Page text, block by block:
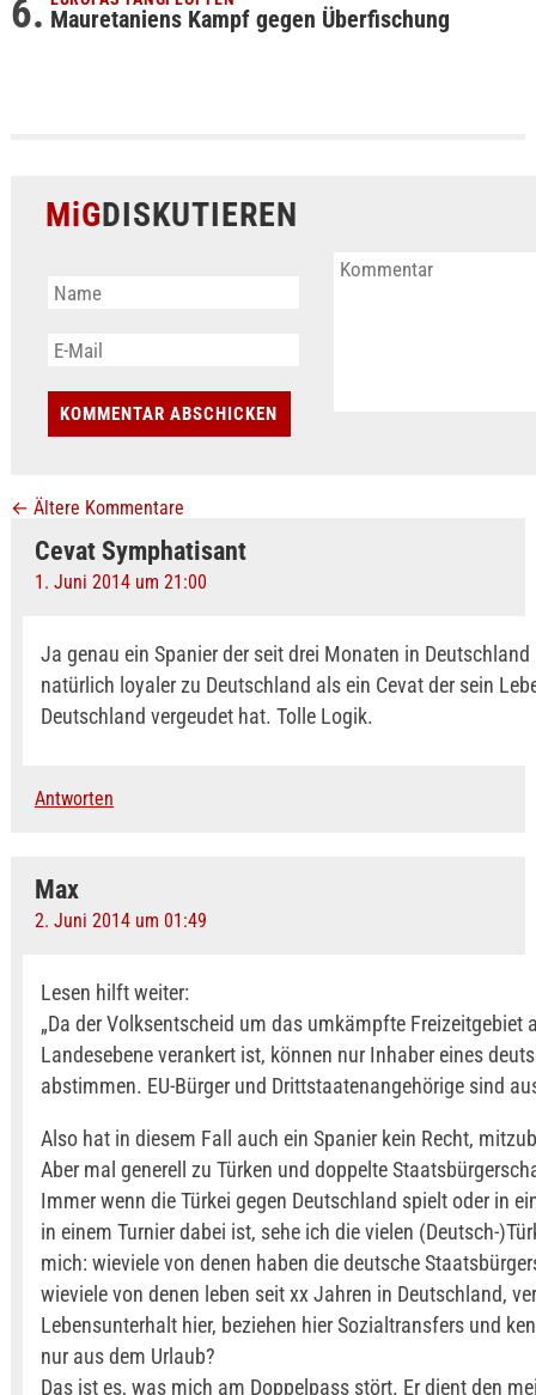
Mauretaniens Kampf gegen Überfischung
MiGDISKUTIEREN
← Ältere Kommentare
Cevat Symphatisant
1. Juni 2014 um 21:00
Ja genau ein Spanier der seit drei Monaten in
natürlich loyaler zu Deutschland als ein Cevat der sein
Deutschland vergeudet hat. Tolle Logik.
Antworten
Max
2. Juni 2014 um 01:49
Lesen hilft weiter:
„Da der Volksentscheid um das umkämpfte Freizeitgebiet
Landesebene verankert ist, können nur Inhaber eines
abstimmen. EU-Bürger und Drittstaatenangehörige sind
Also hat in diesem Fall auch ein Spanier kein Recht,
Aber mal generell zu Türken und doppelte
Immer wenn die Türkei gegen Deutschland spielt oder in
in einem Turnier dabei ist, sehe ich die vielen (Deutsch-
mich: wieviele von denen haben die deutsche
wieviele von denen leben seit xx Jahren in Deutschland,
Lebensunterhalt hier, beziehen hier Sozialtransfers und
nur aus dem Urlaub?
Das ist es, was mich am Doppelpass stört. Er dient den